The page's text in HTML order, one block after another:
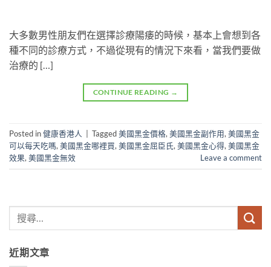
大多數男性朋友們在選擇診療陽痿的時候，基本上會想到各
種不同的診療方式，不過從現有的情況下來看，當我們要做
治療的 […]
CONTINUE READING →
Posted in健康香港人 Tagged美國黑金價格, 美國黑金副作用, 美國黑金
可以每天吃嗎, 美國黑金哪裡買, 美國黑金屈臣氏, 美國黑金心得, 美國黑金
效果, 美國黑金無效 Leave a comment
近期文章